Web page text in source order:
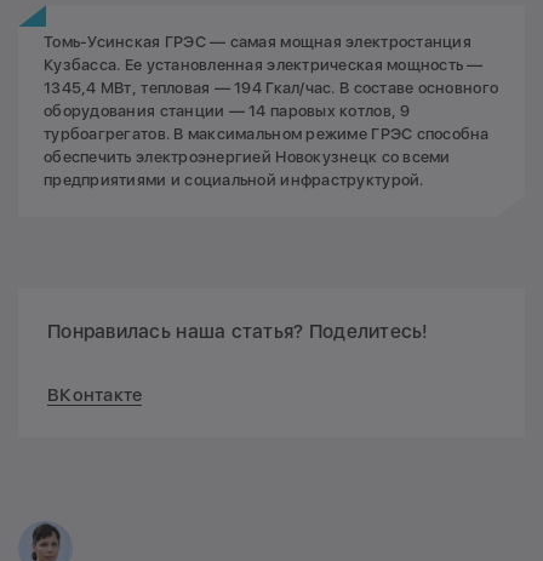
Томь-Усинская ГРЭС — самая мощная электростанция
Кузбасса. Ее установленная электрическая мощность —
1345,4 МВт, тепловая — 194 Гкал/час. В составе основного
оборудования станции — 14 паровых котлов, 9
турбоагрегатов. В максимальном режиме ГРЭС способна
обеспечить электроэнергией Новокузнецк со всеми
предприятиями и социальной инфраструктурой.
Понравилась наша статья? Поделитесь!
ВКонтакте